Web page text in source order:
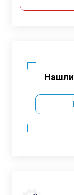
Нашли